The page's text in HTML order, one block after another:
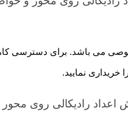
می باشد. برای دسترسی
خریداری نمایید.
اعداد رادیکالی روی